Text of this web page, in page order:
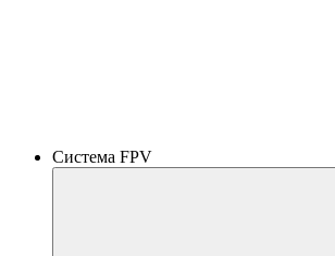
Система FPV